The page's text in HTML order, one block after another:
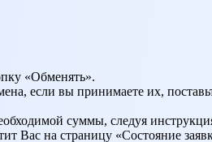
«Обменять».
если вы принимаете их,
суммы, следуя
Вас на страницу «Состояние